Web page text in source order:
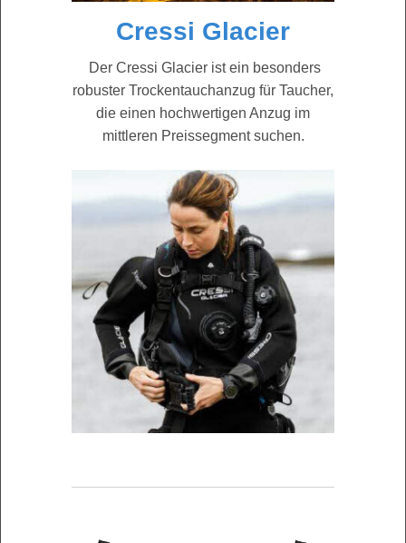
Cressi Glacier
Der Cressi Glacier ist ein besonders
robuster Trockentauchanzug für Taucher,
die einen hochwertigen Anzug im
mittleren Preissegment suchen.